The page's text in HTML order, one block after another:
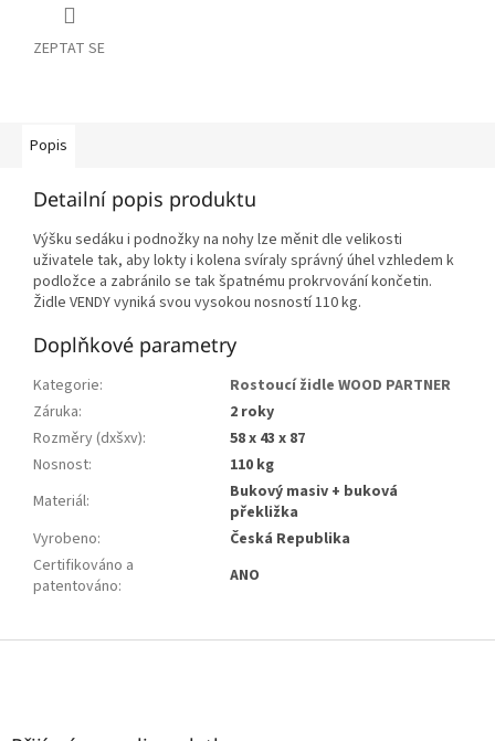
ZEPTAT SE
Popis
Detailní popis produktu
Výšku sedáku i podnožky na nohy lze měnit dle velikosti
uživatele tak, aby lokty i kolena svíraly správný úhel vzhledem k
podložce a zabránilo se tak špatnému prokrvování končetin.
Židle VENDY vyniká svou vysokou nosností 110 kg.
Doplňkové parametry
Kategorie:
Rostoucí židle WOOD PARTNER
Záruka:
2 roky
Rozměry (dxšxv):
58 x 43 x 87
Nosnost:
110 kg
Materiál:
Bukový masiv + buková
překližka
Vyrobeno:
Česká Republika
Certifikováno a
patentováno: ANO
Z